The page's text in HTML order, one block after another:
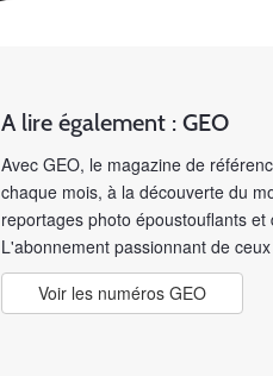
A lire également : GEO
Avec GEO, le magazine de
chaque mois, à la découverte du
reportages photo époustouflants
L'abonnement passionnant de
Voir les numéros GEO